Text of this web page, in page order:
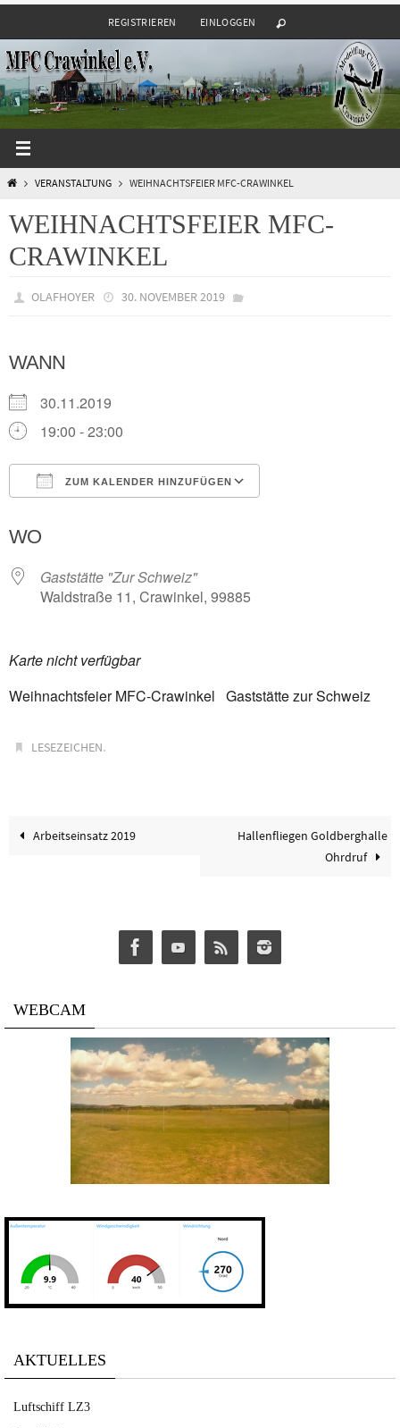
Inhalt
springen
REGISTRIEREN EINLOGGEN
STARTVERANSTALTUNG WEIHNACHTSFEIER MFC-CRAWINKEL
WEIHNACHTSFEIER MFC-
CRAWINKEL
OLAFHOYER 30. NOVEMBER 2019
WANN
30.11.2019
19:00 - 23:00
ZUM KALENDER HINZUFÜGEN
WO
Gaststätte "Zur Schweiz"
Waldstraße 11, Crawinkel, 99885
Karte nicht verfügbar
Weihnachtsfeier MFC-Crawinkel Gaststätte zur Schweiz
LESEZEICHEN.
Arbeitseinsatz 2019
Hallenfliegen Goldberghalle
Ohrdruf
WEBCAM
AKTUELLES
Luftschiff LZ3